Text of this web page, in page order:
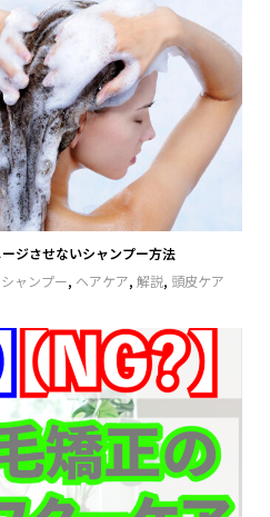
ージさせないシャンプー方法
シャンプー, ヘアケア, 解説, 頭皮ケア